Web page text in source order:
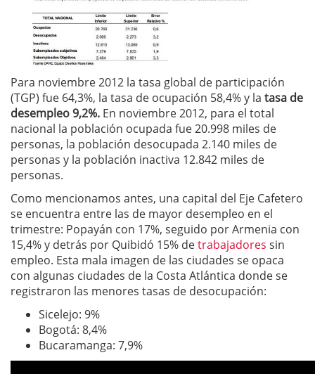
Para noviembre 2012 la tasa global de participación
(TGP) fue 64,3%, la tasa de ocupación 58,4% y la tasa de
desempleo 9,2%. En noviembre 2012, para el total
nacional la población ocupada fue 20.998 miles de
personas, la población desocupada 2.140 miles de
personas y la población inactiva 12.842 miles de
personas.
Como mencionamos antes, una capital del Eje Cafetero
se encuentra entre las de mayor desempleo en el
trimestre: Popayán con 17%, seguido por Armenia con
15,4% y detrás por Quibidó 15% detrabajadores sin
empleo. Esta mala imagen de las ciudades se opaca
con algunas ciudades de la Costa Atlántica donde se
registraron las menores tasas de desocupación:
Sicelejo: 9%
Bogotá: 8,4%
Bucaramanga: 7,9%